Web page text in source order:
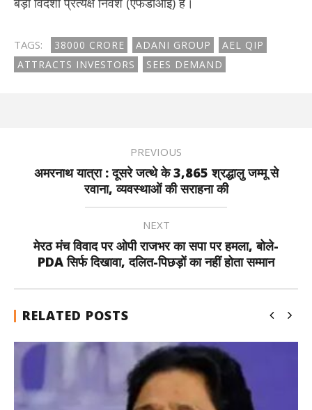
TAGS: 38000 CRORE ADANI GROUP
AEL QIP
ATTRACTS INVESTORS
SEES DEMAND
PREVIOUS
अमरनाथ यात्रा : दूसरे जत्थे के 3,865 श्रद्धालु जम्मू से
रवाना, व्यवस्थाओं की सराहना की
NEXT
मेरठ मंच विवाद पर ओपी राजभर का सपा पर हमला, बोले-
PDA सिर्फ दिखावा, दलित-पिछड़ों का नहीं होता सम्मान
RELATED POSTS